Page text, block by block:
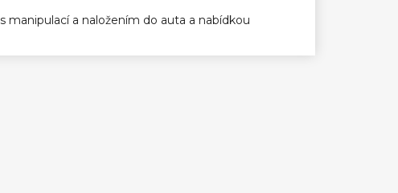
a naložením do auta a nabídkou